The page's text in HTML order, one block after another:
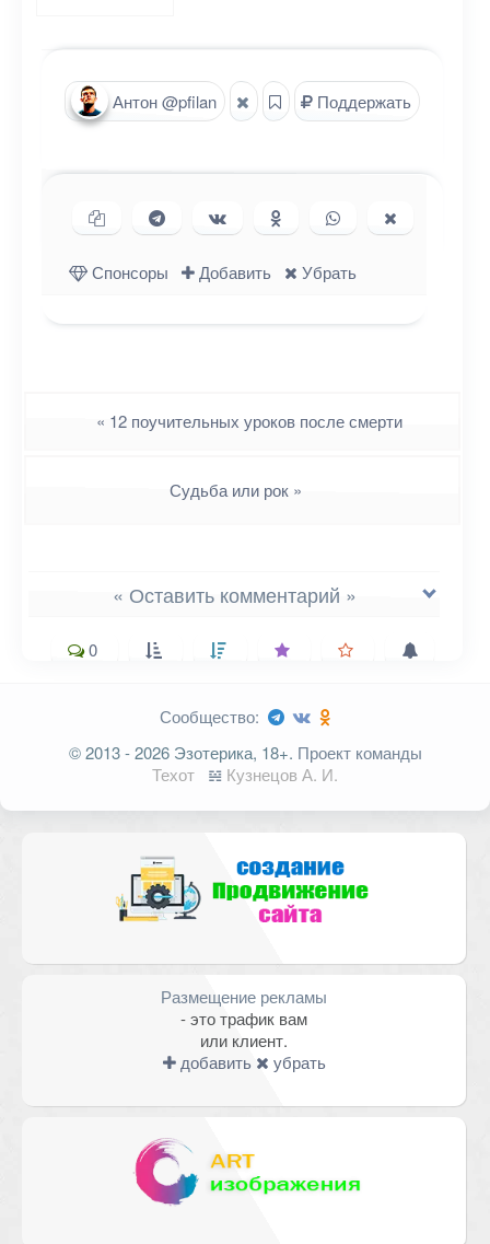
Антон @pfilan Поддержать
Копировать ссылку
Поделиться в Telegram
Поделиться ВКонтакте
Поделиться в
Одноклассниках
Поделиться в
WhatsApp
в X (Twitter)
Спонсоры
Добавить Убрать
« 12 поучительных уроков после смерти
Судьба или рок »
« Оставить комментарий »
Ваш адрес email не будет
опубликован.
Обязательные поля
Комментарий
Email *
0
Сообщество:
© 2013 - 2026 Эзотерика, 18+. Проект команды
Техот
𝌴 Кузнецов А. И.
Размещение рекламы
- это трафик вам
или клиент.
добавить
убрать